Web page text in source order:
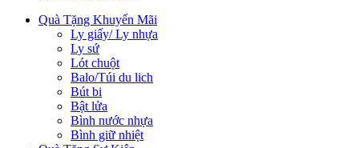
Quà Tặng Khuyến Mãi
Ly giấy/ Ly nhựa
Ly sứ
Lót chuột
Balo/Túi du lich
Bút bi
Bật lửa
Bình nước nhựa
Bình giữ nhiệt